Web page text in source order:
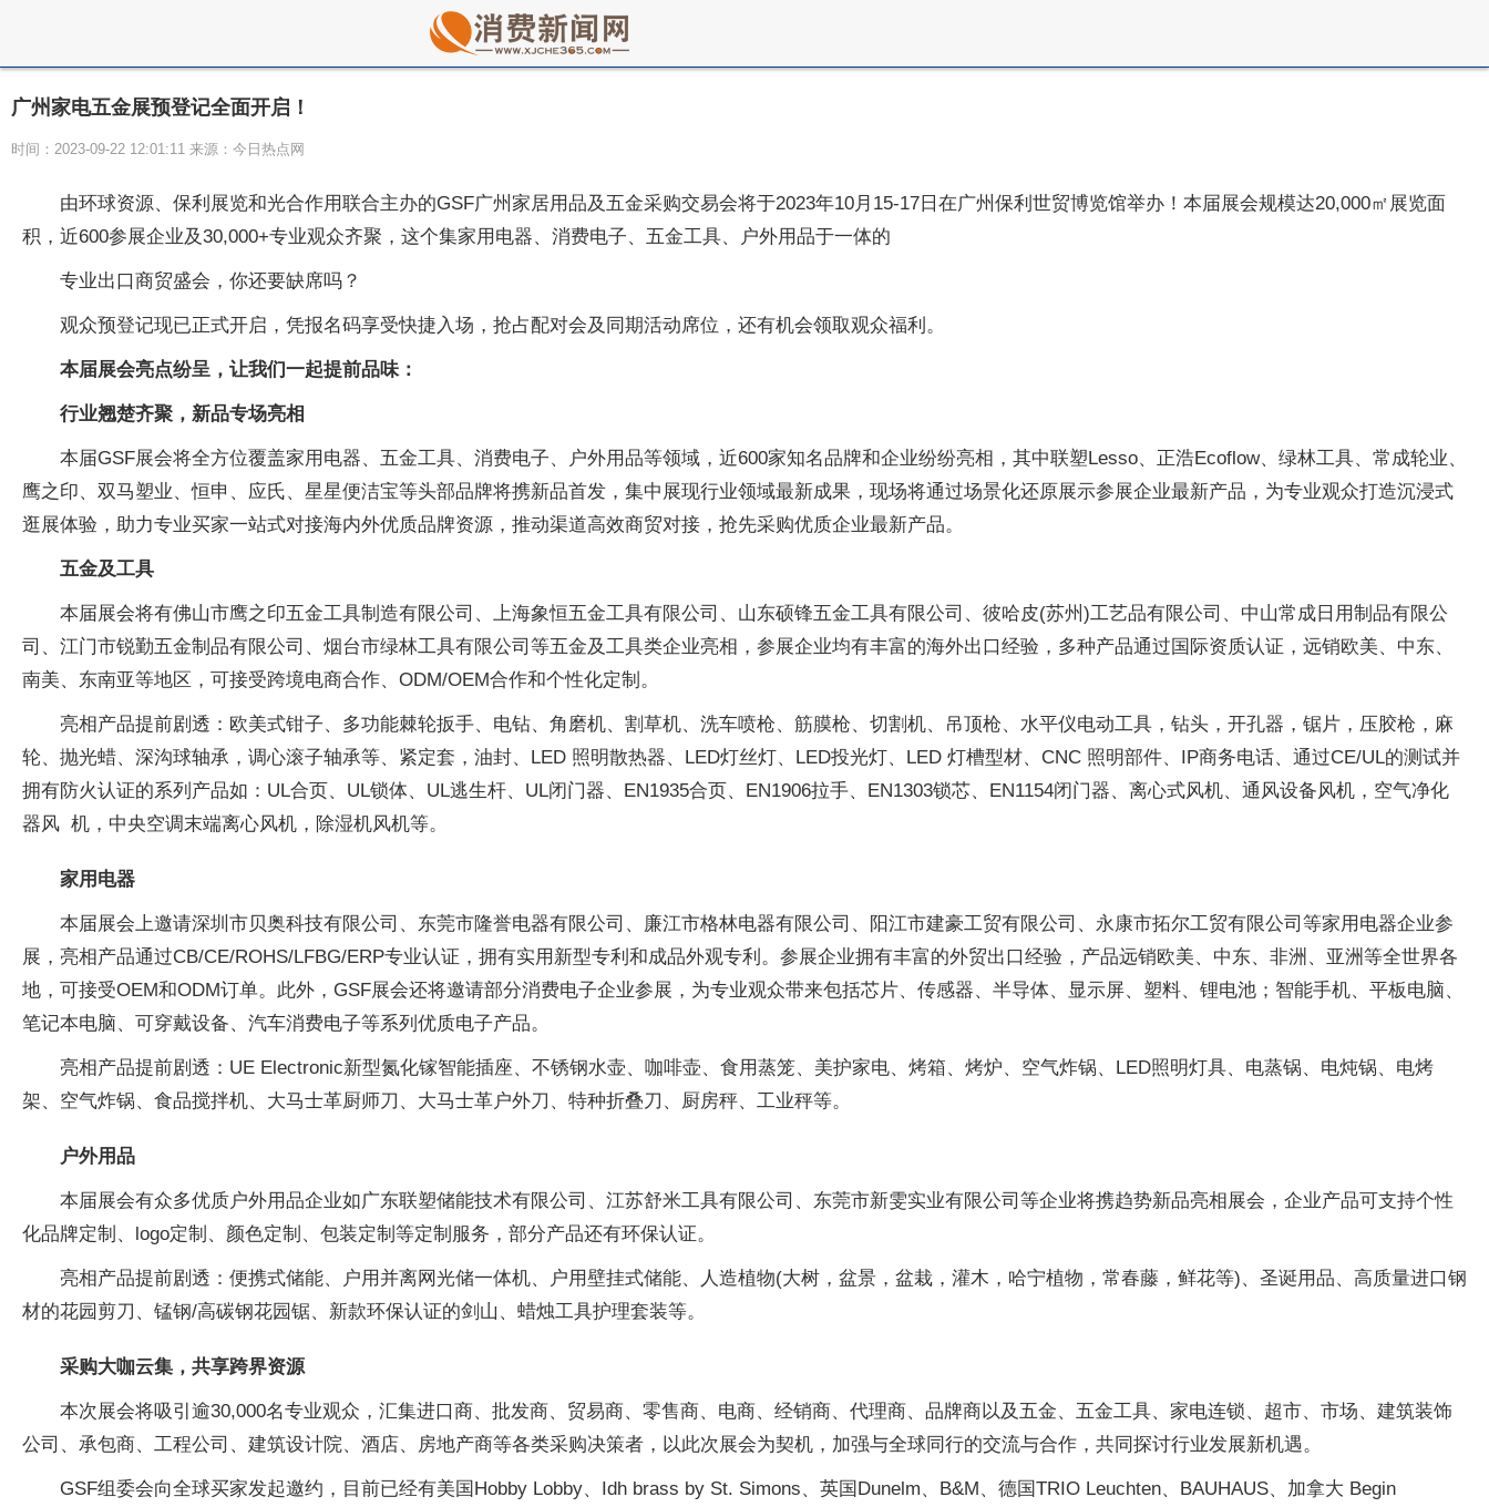
广州家电五金展预登记全面开启！
时间：2023-09-22 12:01:11 来源：今日热点网
由环球资源、保利展览和光合作用联合主办的GSF广州家居用品及五金采购交易会将于2023年10月15-17日在广州保利世贸博览馆举办！本届展会规模达20,000㎡展览面
积，近600参展企业及30,000+专业观众齐聚，这个集家用电器、消费电子、五金工具、户外用品于一体的
专业出口商贸盛会，你还要缺席吗？
观众预登记现已正式开启，凭报名码享受快捷入场，抢占配对会及同期活动席位，还有机会领取观众福利。
本届展会亮点纷呈，让我们一起提前品味：
行业翘楚齐聚，新品专场亮相
本届GSF展会将全方位覆盖家用电器、五金工具、消费电子、户外用品等领域，近600家知名品牌和企业纷纷亮相，其中联塑Lesso、正浩Ecoflow、绿林工具、常成轮业、
鹰之印、双马塑业、恒申、应氏、星星便洁宝等头部品牌将携新品首发，集中展现行业领域最新成果，现场将通过场景化还原展示参展企业最新产品，为专业观众打造沉浸式
逛展体验，助力专业买家一站式对接海内外优质品牌资源，推动渠道高效商贸对接，抢先采购优质企业最新产品。
五金及工具
本届展会将有佛山市鹰之印五金工具制造有限公司、上海象恒五金工具有限公司、山东硕锋五金工具有限公司、彼哈皮(苏州)工艺品有限公司、中山常成日用制品有限公
司、江门市锐勤五金制品有限公司、烟台市绿林工具有限公司等五金及工具类企业亮相，参展企业均有丰富的海外出口经验，多种产品通过国际资质认证，远销欧美、中东、
南美、东南亚等地区，可接受跨境电商合作、ODM/OEM合作和个性化定制。
亮相产品提前剧透：欧美式钳子、多功能棘轮扳手、电钻、角磨机、割草机、洗车喷枪、筋膜枪、切割机、吊顶枪、水平仪电动工具，钻头，开孔器，锯片，压胶枪，麻
轮、抛光蜡、深沟球轴承，调心滚子轴承等、紧定套，油封、LED 照明散热器、LED灯丝灯、LED投光灯、LED 灯槽型材、CNC 照明部件、IP商务电话、通过CE/UL的测试并
拥有防火认证的系列产品如：UL合页、UL锁体、UL逃生杆、UL闭门器、EN1935合页、EN1906拉手、EN1303锁芯、EN1154闭门器、离心式风机、通风设备风机，空气净化
器风 机，中央空调末端离心风机，除湿机风机等。
家用电器
本届展会上邀请深圳市贝奥科技有限公司、东莞市隆誉电器有限公司、廉江市格林电器有限公司、阳江市建豪工贸有限公司、永康市拓尔工贸有限公司等家用电器企业参
展，亮相产品通过CB/CE/ROHS/LFBG/ERP专业认证，拥有实用新型专利和成品外观专利。参展企业拥有丰富的外贸出口经验，产品远销欧美、中东、非洲、亚洲等全世界各
地，可接受OEM和ODM订单。此外，GSF展会还将邀请部分消费电子企业参展，为专业观众带来包括芯片、传感器、半导体、显示屏、塑料、锂电池；智能手机、平板电脑、
笔记本电脑、可穿戴设备、汽车消费电子等系列优质电子产品。
亮相产品提前剧透：UE Electronic新型氮化镓智能插座、不锈钢水壶、咖啡壶、食用蒸笼、美护家电、烤箱、烤炉、空气炸锅、LED照明灯具、电蒸锅、电炖锅、电烤
架、空气炸锅、食品搅拌机、大马士革厨师刀、大马士革户外刀、特种折叠刀、厨房秤、工业秤等。
户外用品
本届展会有众多优质户外用品企业如广东联塑储能技术有限公司、江苏舒米工具有限公司、东莞市新雯实业有限公司等企业将携趋势新品亮相展会，企业产品可支持个性
化品牌定制、logo定制、颜色定制、包装定制等定制服务，部分产品还有环保认证。
亮相产品提前剧透：便携式储能、户用并离网光储一体机、户用壁挂式储能、人造植物(大树，盆景，盆栽，灌木，哈宁植物，常春藤，鲜花等)、圣诞用品、高质量进口钢
材的花园剪刀、锰钢/高碳钢花园锯、新款环保认证的剑山、蜡烛工具护理套装等。
采购大咖云集，共享跨界资源
本次展会将吸引逾30,000名专业观众，汇集进口商、批发商、贸易商、零售商、电商、经销商、代理商、品牌商以及五金、五金工具、家电连锁、超市、市场、建筑装饰
公司、承包商、工程公司、建筑设计院、酒店、房地产商等各类采购决策者，以此次展会为契机，加强与全球同行的交流与合作，共同探讨行业发展新机遇。
GSF组委会向全球买家发起邀约，目前已经有美国Hobby Lobby、Idh brass by St. Simons、英国Dunelm、B&M、德国TRIO Leuchten、BAUHAUS、加拿大 Begin